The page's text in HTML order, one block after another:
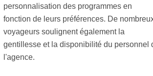
personnalisation des programmes en
fonction de leurs préférences. De
voyageurs soulignent également la
gentillesse et la disponibilité du personnel
l'agence.